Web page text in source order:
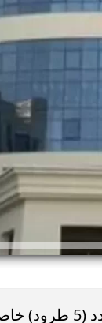
تمكنت الأجهزة الأمنية